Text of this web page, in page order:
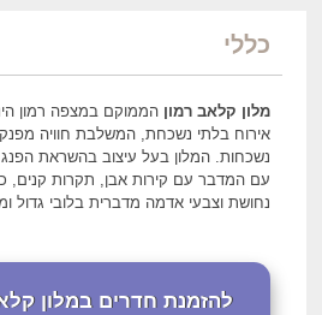
כללי
מלון קלאב רמון הממוקם במצפה רמון
אירוח בלתי נשכחת, המשלבת חוויה
נשכחות. המלון בעל עיצוב בהשראת הפנג
עם המדבר עם קירות אבן, תקרות קנים,
נחושת וצבעי אדמה מדברית בלובי גדול
להזמנת חדרים במלון